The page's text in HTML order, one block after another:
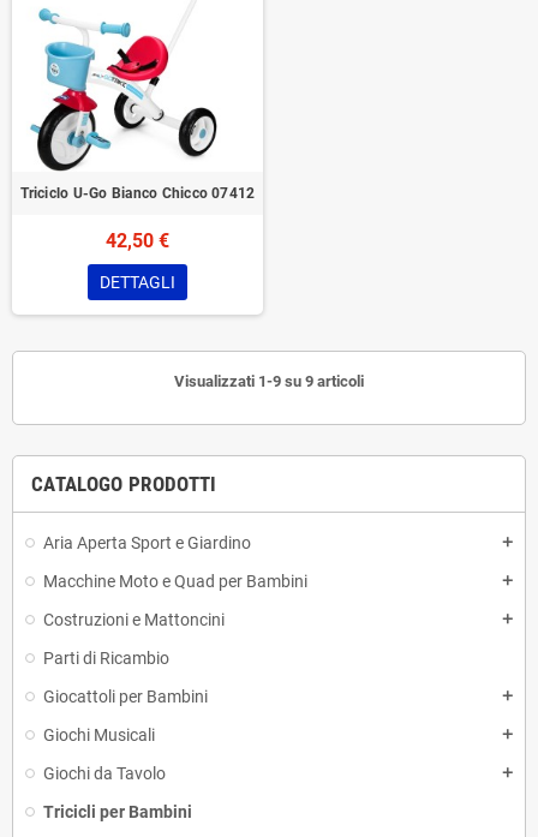
CATALOGO PRODOTTI
Aria Aperta Sport e Giardino add
Macchine Moto e Quad per Bambini add
Costruzioni e Mattoncini add
Parti di Ricambio
Giocattoli per Bambini
add
Giochi Musicali add
Giochi da Tavolo add
Tricicli per Bambini
Triciclo U-Go Bianco Chicco 07412
42,50 €
DETTAGLI
Visualizzati 1-9 su 9 articoli